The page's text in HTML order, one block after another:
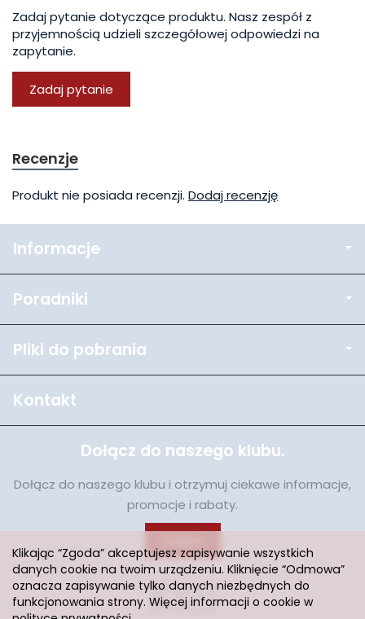
Zadaj pytanie dotyczące produktu. Nasz zespół z
przyjemnością udzieli szczegółowej odpowiedzi na
zapytanie.
Zadaj pytanie
Recenzje
Produkt nie posiada recenzji. Dodaj recenzję
Informacje
Poradniki
Pliki do pobrania
Kontakt
Dołącz do naszego klubu.
Dołącz do naszego klubu i otrzymuj ciekawe informacje,
promocje i rabaty.
Klikając “Zgoda” akceptujesz zapisywanie wszystkich
danych cookie na twoim urządzeniu. Kliknięcie “Odmowa”
oznacza zapisywanie tylko danych niezbędnych do
funkcjonowania strony. Więcej informacji o cookie w